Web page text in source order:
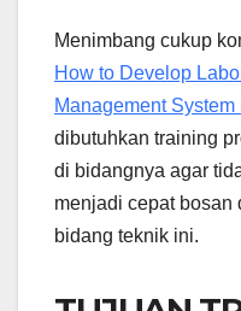
Menimbang cukup
How to Develop
Management System
dibutuhkan training
di bidangnya agar
menjadi cepat bosan
bidang teknik ini.